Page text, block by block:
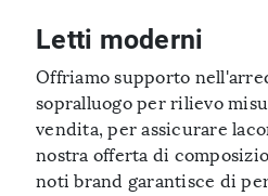
Letti moderni
Offriamo supporto
sopralluogo per rilievo
vendita, per assicurare
nostra offerta di
noti brand garantisce di